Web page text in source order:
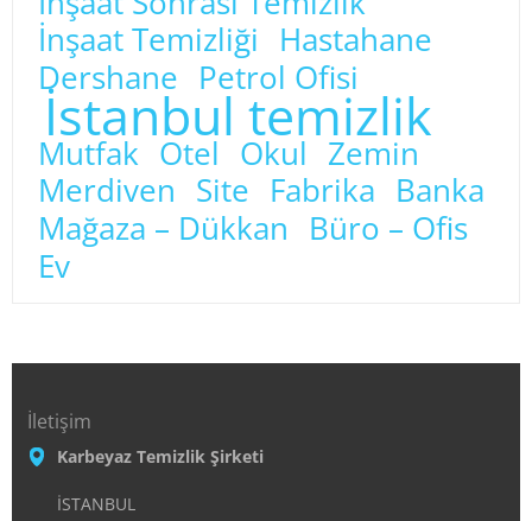
İnşaat Temizliği Hastahane
Dershane Petrol Ofisi
İstanbul temizlik
Mutfak Otel Okul Zemin
Merdiven Site Fabrika Banka
Mağaza – Dükkan Büro – Ofis
Ev
İletişim
Karbeyaz Temizlik Şirketi
İSTANBUL